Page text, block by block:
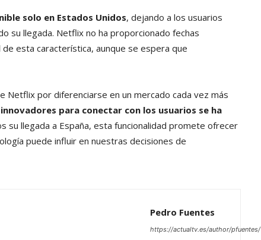
solo en Estados Unidos, dejando a los usuarios
su llegada. Netflix no ha proporcionado fechas
esta característica, aunque se espera que
Netflix por diferenciarse en un mercado cada vez más
para conectar con los usuarios se ha
su llegada a España, esta funcionalidad promete ofrecer
puede influir en nuestras decisiones de
Pedro Fuentes
https://actualtv.es/author/pfuentes/